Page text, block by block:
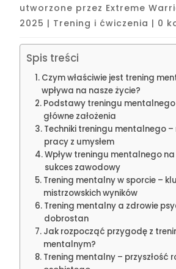
utworzone przez Extreme
2025 | Trening i ćwiczenia | 0
Spis treści
Czym właściwie jest trening
wpływa na nasze życie?
Podstawy treningu
główne założenia
Techniki treningu mentalnego
pracy z umysłem
Wpływ treningu mentalnego
sukces zawodowy
Trening mentalny w sporcie –
mistrzowskich wyników
Trening mentalny a zdrowie
dobrostan
Jak rozpocząć przygodę z
mentalnym?
Trening mentalny – przyszłość